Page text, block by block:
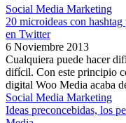
Social Media Marketing
20 microideas con
en Twitter
6 Noviembre 2013
Cualquiera puede hacer
difícil. Con este principio
digital Woo Media acaba
Social Media Marketing
Ideas preconcebidas, los